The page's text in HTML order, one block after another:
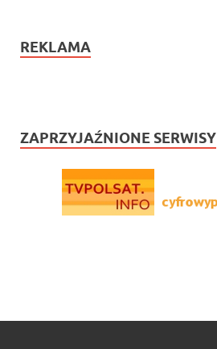
REKLAMA
ZAPRZYJAŹNIONE SERWISY